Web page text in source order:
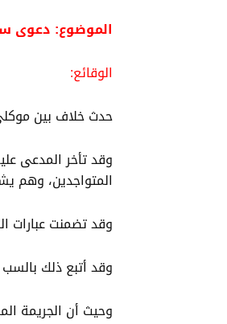
الموضوع: دعوى
الوقائع:
حدث خلاف بين
وقد تأخر المدعى
المتواجدين، وهم
وقد تضمنت عبارات
وقد أتبع ذلك
وحيث أن الجريمة